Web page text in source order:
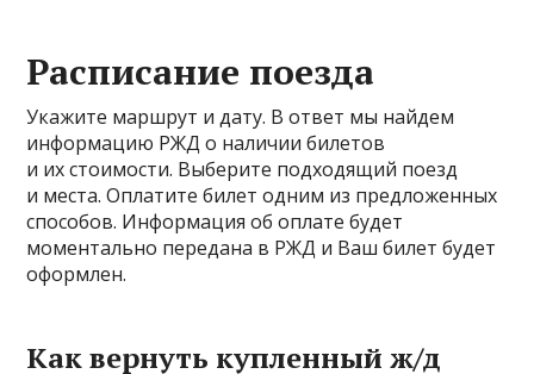
Расписание поезда
Укажите маршрут и дату. В ответ мы найдем
информацию РЖД о наличии билетов
и их стоимости. Выберите подходящий поезд
и места. Оплатите билет одним из предложенных
способов. Информация об оплате будет
моментально передана в РЖД и Ваш билет будет
оформлен.
Как вернуть купленный ж/д